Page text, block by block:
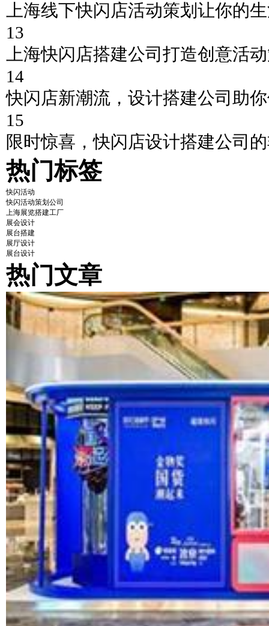
上海线下快闪店活动策划让你的
13
上海快闪店搭建公司打造创意活
14
快闪店新潮流，设计搭建公司助
15
限时惊喜，快闪店设计搭建公司
热门标签
快闪活动
快闪活动策划公司
上海展览搭建工厂
展会设计
展台搭建
展厅设计
展台设计
热门文章